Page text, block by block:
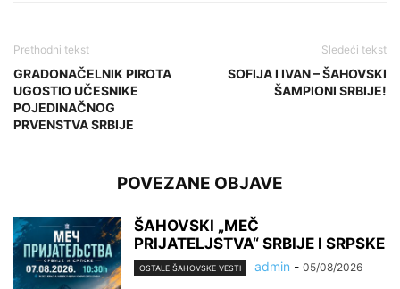
Prethodni tekst
GRADONAČELNIK PIROTA
UGOSTIO UČESNIKE
POJEDINAČNOG
PRVENSTVA SRBIJE
Sledeći tekst
SOFIJA I IVAN – ŠAHOVSKI
ŠAMPIONI SRBIJE!
POVEZANE OBJAVE
ŠAHOVSKI „MEČ
PRIJATELJSTVA“ SRBIJE I SRPSKE
OSTALE ŠAHOVSKE VESTI admin - 05/08/2026